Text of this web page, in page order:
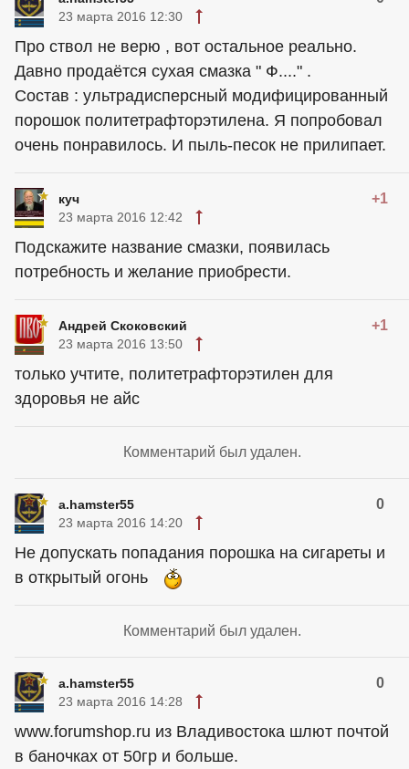
23 марта 2016 12:30
Про ствол не верю , вот остальное реально.
Давно продаётся сухая смазка " Ф...." .
Состав : ультрадисперсный модифицированный
порошок политетрафторэтилена. Я попробовал
очень понравилось. И пыль-песок не прилипает.
куч +1
23 марта 2016 12:42
Подскажите название смазки, появилась
потребность и желание приобрести.
Андрей Скоковский +1
23 марта 2016 13:50
только учтите, политетрафторэтилен для
здоровья не айс
Комментарий был удален.
a.hamster55 0
23 марта 2016 14:20
Не допускать попадания порошка на сигареты и
в открытый огонь
Комментарий был удален.
a.hamster55 0
23 марта 2016 14:28
www.forumshop.ru из Владивостока шлют почтой
в баночках от 50гр и больше.